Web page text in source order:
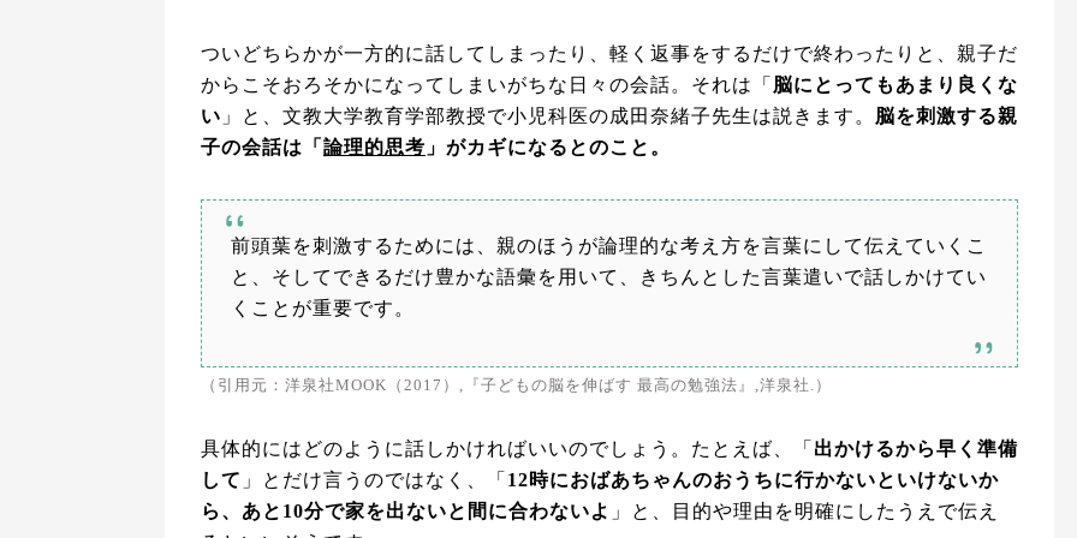
ついどちらかが一方的に話してしまったり、軽く返事をするだけで終わったりと、親子だ
からこそおろそかになってしまいがちな日々の会話。それは「 脳にとってもあまり良くな
い 」と、文教大学教育学部教授で小児科医の成田奈緒子先生は説きます。 脳を刺激する親
子の会話は「 論理的思考 」がカギになるとのこと。
前頭葉を刺激するためには、親のほうが論理的な考え方を言葉にして伝えていくこ
と、そしてできるだけ豊かな語彙を用いて、きちんとした言葉遣いで話しかけてい
くことが重要です。
（引用元：洋泉社MOOK（2017）,『子どもの脳を伸ばす 最高の勉強法』,洋泉社.）
具体的にはどのように話しかければいいのでしょう。たとえば、「 出かけるから早く準備
して 」とだけ言うのではなく、「 12時におばあちゃんのおうちに行かないといけないか
ら、あと10分で家を出ないと間に合わないよ 」と、目的や理由を明確にしたうえで伝え